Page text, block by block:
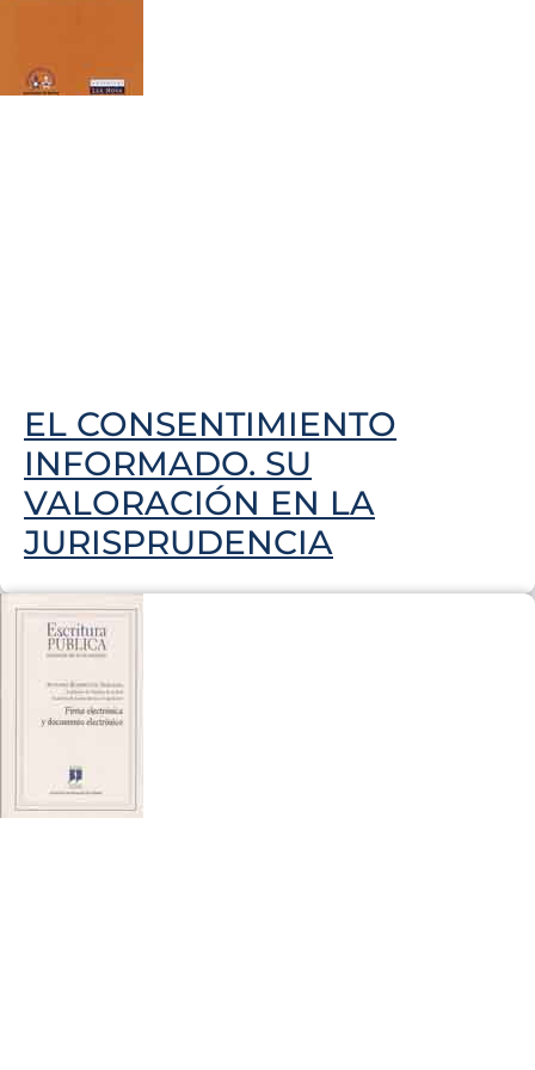
EL CONSENTIMIENTO
INFORMADO. SU
VALORACIÓN EN LA
JURISPRUDENCIA